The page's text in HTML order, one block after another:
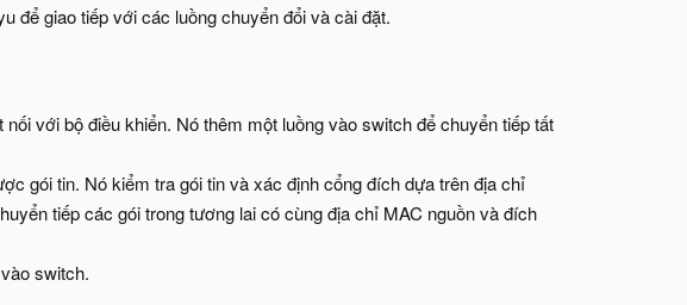
để giao tiếp với các luồng chuyển đổi và cài đặt.
với bộ điều khiển. Nó thêm một luồng vào switch để chuyển tiếp tất
gói tin. Nó kiểm tra gói tin và xác định cổng đích dựa trên địa chỉ
tiếp các gói trong tương lai có cùng địa chỉ MAC nguồn và đích
switch.